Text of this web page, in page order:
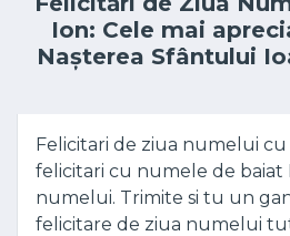
Ion: Cele mai
Nașterea Sfântului
Felicitari de ziua numelui
felicitari cu numele de baiat
numelui. Trimite si tu un
felicitare de ziua numelui